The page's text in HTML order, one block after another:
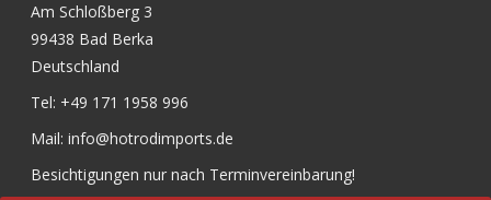
Am Schloßberg 3
99438 Bad Berka
Deutschland
Tel: +49 171 1958 996
Mail: info@hotrodimports.de
Besichtigungen nur nach Terminvereinbarung!